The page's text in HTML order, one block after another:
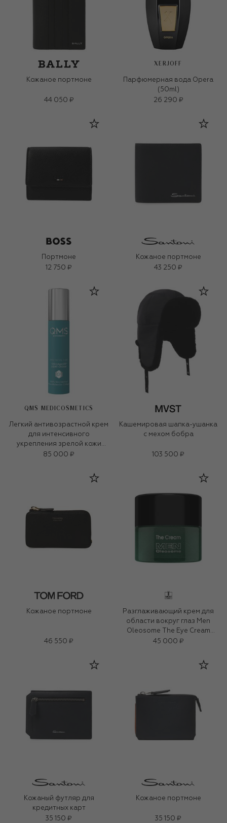
Кожаное портмоне
44 050 ₽
XERJOFF
Парфюмерная вода Opera
(50ml)
26 290 ₽
Портмоне
12 750 ₽
Кожаное портмоне
43 250 ₽
QMS MEDICOSMETICS
Легкий антивозрастной крем
для интенсивного
укрепления зрелой кожи
«3D-коллаген» (50ml)
85 000 ₽
Кашемировая шапка-ушанка
с мехом бобра
103 500 ₽
Кожаное портмоне
46 550 ₽
Разглаживающий крем для
области вокруг глаз Men
Oleosome The Eye Cream
(15ml)
45 000 ₽
Кожаный футляр для
кредитных карт
35 150 ₽
Кожаное портмоне
35 150 ₽